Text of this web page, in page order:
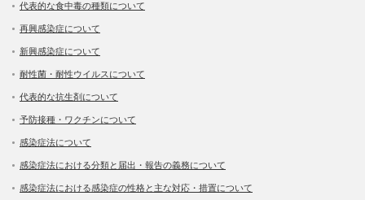
代表的な食中毒の種類について
再興感染症について
新興感染症について
耐性菌・耐性ウイルスについて
代表的な抗生剤について
予防接種・ワクチンについて
感染症法について
感染症法における分類と届出・報告の義務について
感染症法における感染症の性格と主な対応・措置について